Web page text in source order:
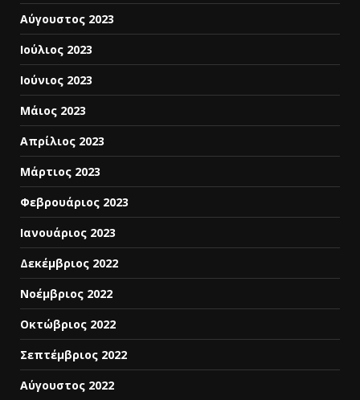
Αύγουστος 2023
Ιούλιος 2023
Ιούνιος 2023
Μάιος 2023
Απρίλιος 2023
Μάρτιος 2023
Φεβρουάριος 2023
Ιανουάριος 2023
Δεκέμβριος 2022
Νοέμβριος 2022
Οκτώβριος 2022
Σεπτέμβριος 2022
Αύγουστος 2022